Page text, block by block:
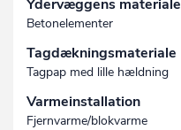
Ydervæggens materiale
Betonelementer
Tagdækningsmateriale
Tagpap med lille hældning
Varmeinstallation
Fjernvarme/blokvarme